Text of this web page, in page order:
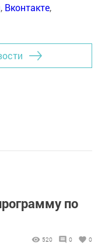
, Вконтакте,
по
520 0 0